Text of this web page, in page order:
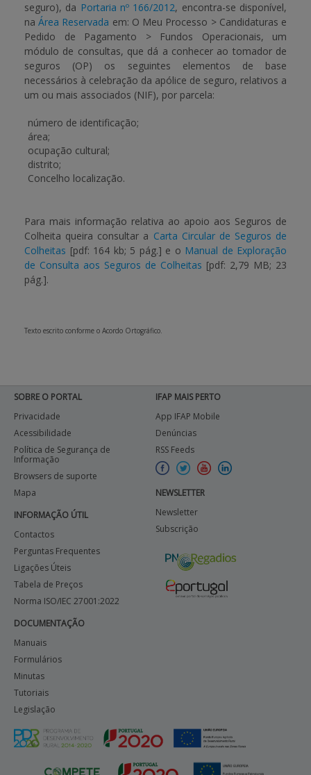
seguro), da Portaria nº 166/2012, encontra-se disponível,
naÁrea Reservada em: O Meu Processo > Candidaturas e
Pedido de Pagamento > Fundos Operacionais, um
módulo de consultas, que dá a conhecer ao tomador de
seguros (OP) os seguintes elementos de base
necessários à celebração da apólice de seguro, relativos a
um ou mais associados (NIF), por parcela:
número de identificação;
área;
ocupação cultural;
distrito;
Concelho localização.
Para mais informação relativa ao apoio aos Seguros de
Colheita queira consultar a Carta Circular de Seguros de
Colheitas [pdf: 164 kb; 5 pág.] e o Manual de Exploração
de Consulta aos Seguros de Colheitas [pdf: 2,79 MB; 23
pág.].
Texto escrito conforme o Acordo Ortográfico.
SOBRE O PORTAL
Privacidade
Acessibilidade
Política de Segurança de
Informação
Browsers de suporte
Mapa
INFORMAÇÃO ÚTIL
Contactos
Perguntas Frequentes
Ligações Úteis
Tabela de Preços
Norma ISO/IEC 27001:2022
DOCUMENTAÇÃO
Manuais
Formulários
Minutas
Tutoriais
Legislação
IFAP MAIS PERTO
App IFAP Mobile
Denúncias
RSS Feeds
NEWSLETTER
Newsletter
Subscrição